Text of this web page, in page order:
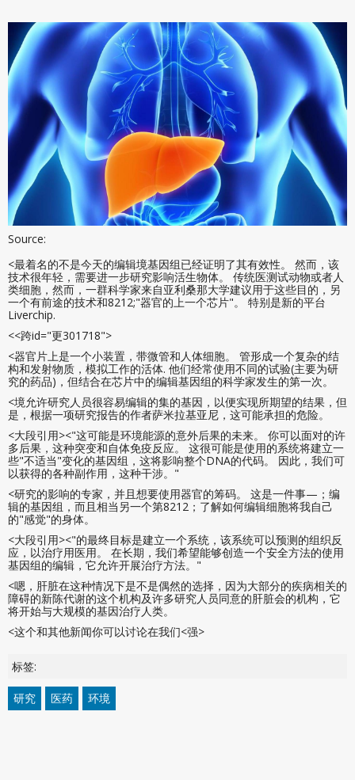
Source:
<最着名的不是今天的编辑境基因组已经证明了其有效性。 然而，该
技术很年轻，需要进一步研究影响活生物体。 传统医测试动物或者人
类细胞，然而，一群科学家来自亚利桑那大学建议用于这些目的，另
一个有前途的技术和8212;"器官的上一个芯片"。 特别是新的平台
Liverchip.
<<跨id="更301718">
<器官片上是一个小装置，带微管和人体细胞。 管形成一个复杂的结
构和发射物质，模拟工作的活体. 他们经常使用不同的试验(主要为研
究的药品)，但结合在芯片中的编辑基因组的科学家发生的第一次。
<境允许研究人员很容易编辑的集的基因，以便实现所期望的结果，但
是，根据一项研究报告的作者萨米拉基亚尼，这可能承担的危险。
<大段引用><"这可能是环境能源的意外后果的未来。 你可以面对的许
多后果，这种突变和自体免疫反应。 这很可能是使用的系统将建立一
些"不适当"变化的基因组，这将影响整个DNA的代码。 因此，我们可
以获得的各种副作用，这种干涉。"
<研究的影响的专家，并且想要使用器官的筹码。 这是一件事—；编
辑的基因组，而且相当另一个第8212；了解如何编辑细胞将我自己
的"感觉"的身体。
<大段引用><"的最终目标是建立一个系统，该系统可以预测的组织反
应，以治疗用医用。 在长期，我们希望能够创造一个安全方法的使用
基因组的编辑，它允许开展治疗方法。"
<嗯，肝脏在这种情况下是不是偶然的选择，因为大部分的疾病相关的
障碍的新陈代谢的这个机构及许多研究人员同意的肝脏会的机构，它
将开始与大规模的基因治疗人类。
<这个和其他新闻你可以讨论在我们<强>
标签:
研究 医药 环境